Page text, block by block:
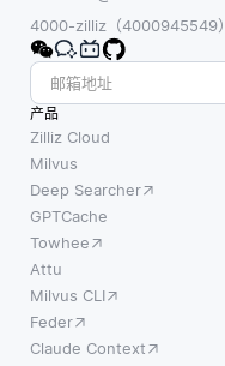
4000-zilliz（4000945549）
产品
Zilliz Cloud
Milvus
Deep Searcher
GPTCache
Towhee
Attu
Milvus CLI
Feder
Claude Context